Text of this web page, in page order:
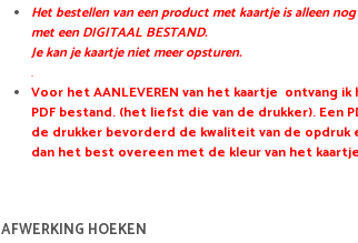
Het bestellen van een product met kaartje is alleen
met een DIGITAAL BESTAND.
Je kan je kaartje niet meer opsturen.
.
Voor het AANLEVEREN van het kaartje ontvang
PDF bestand. (het liefst die van de drukker). Een
de drukker bevorderd de kwaliteit van de opdruk
dan het best overeen met de kleur van het
AFWERKING HOEKEN